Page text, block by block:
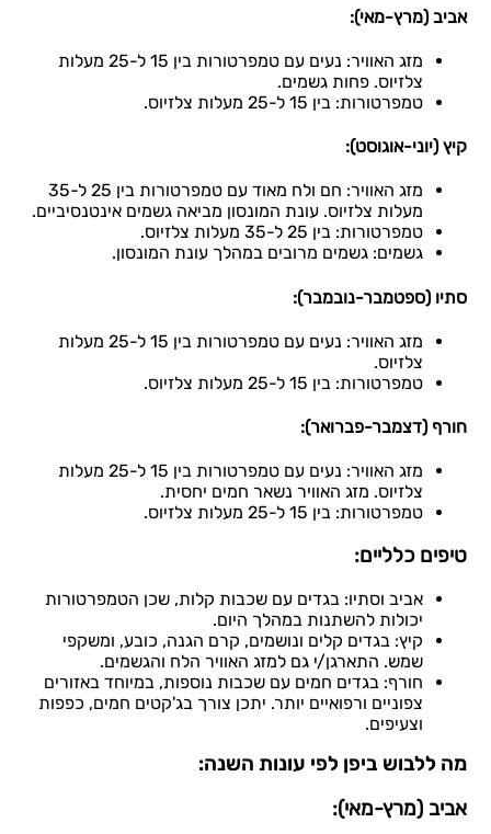
אביב (מרץ-מאי):
מזג האוויר: נעים עם טמפרטורות בין 15 ל-25 מעלות
צלזיוס. פחות גשמים.
טמפרטורות: בין 15 ל-25 מעלות צלזיוס.
קיץ (יוני-אוגוסט):
מזג האוויר: חם ולח מאוד עם טמפרטורות בין 25 ל-35
מעלות צלזיוס. עונת המונסון מביאה גשמים אינטנסיביים.
טמפרטורות: בין 25 ל-35 מעלות צלזיוס.
גשמים: גשמים מרובים במהלך עונת המונסון.
סתיו (ספטמבר-נובמבר):
מזג האוויר: נעים עם טמפרטורות בין 15 ל-25 מעלות
צלזיוס.
טמפרטורות: בין 15 ל-25 מעלות צלזיוס.
חורף (דצמבר-פברואר):
מזג האוויר: נעים עם טמפרטורות בין 15 ל-25 מעלות
צלזיוס. מזג האוויר נשאר חמים יחסית.
טמפרטורות: בין 15 ל-25 מעלות צלזיוס.
טיפים כלליים:
אביב וסתיו: בגדים עם שכבות קלות, שכן הטמפרטורות
יכולות להשתנות במהלך היום.
קיץ: בגדים קלים ונושמים, קרם הגנה, כובע, ומשקפי
שמש. התארגן/י גם למזג האוויר הלח והגשמים.
חורף: בגדים חמים עם שכבות נוספות, במיוחד באזורים
צפוניים ורפואיים יותר. יתכן צורך בג'קטים חמים, כפפות
וצעיפים.
מה ללבוש ביפן לפי עונות השנה:
אביב (מרץ-מאי):